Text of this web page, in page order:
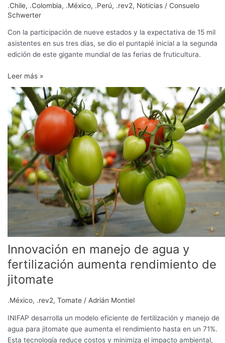
.Chile, .Colombia, .México, .Perú, .rev2, Noticias / Consuelo
Schwerter
Con la participación de nueve estados y la expectativa de 15 mil
asistentes en sus tres días, se dio el puntapié inicial a la segunda
edición de este gigante mundial de las ferias de fruticultura.
primer
día
de
Fruit
Attraction
Paulo
Leer más »
Innovación en manejo de agua y
fertilización aumenta rendimiento de
jitomate
.México, .rev2, Tomate / Adrián Montiel
INIFAP desarrolla un modelo eficiente de fertilización y manejo de
agua para jitomate que aumenta el rendimiento hasta en un 71%.
Esta tecnología reduce costos y minimiza el impacto ambiental,
Innovación
manejo
de
agua
y
fertilización
aumenta
rendimiento
de